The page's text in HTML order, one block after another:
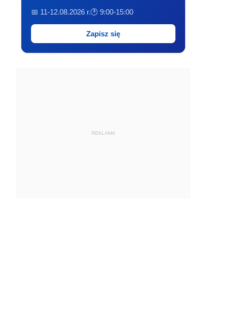
📅 11-12.08.2026 r.🕐 9:00-15:00
Zapisz się
REKLAMA